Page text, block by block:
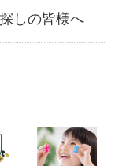
しの皆様へ